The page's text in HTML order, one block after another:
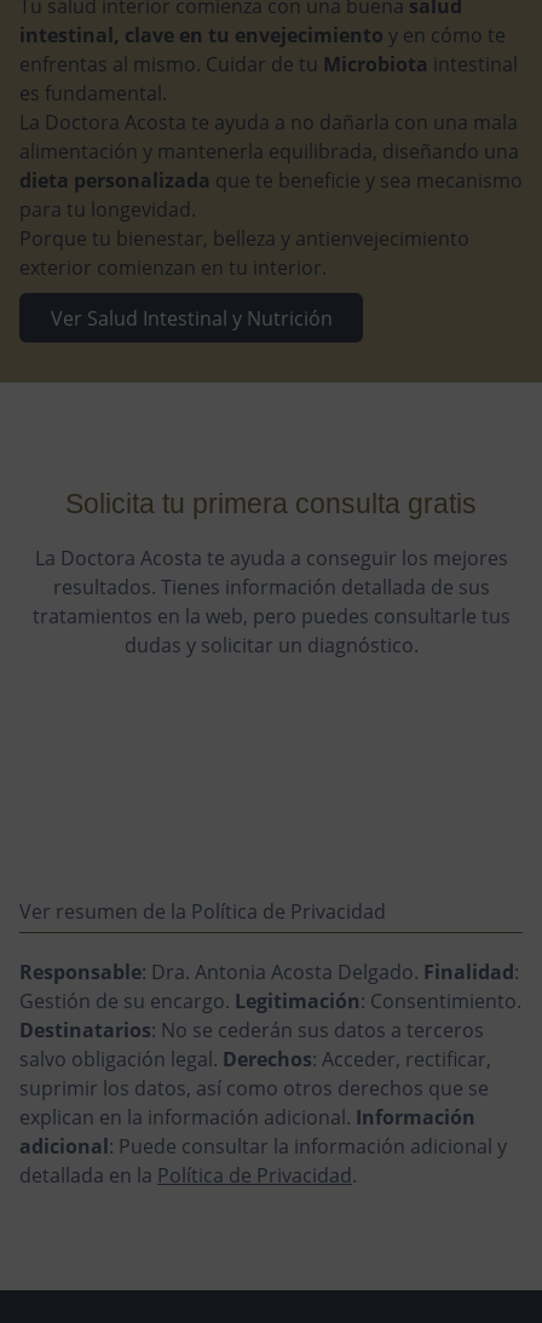
Tu salud interior comienza con una buena salud
intestinal, clave en tu envejecimiento y en cómo te
enfrentas al mismo. Cuidar de tu Microbiota intestinal
es fundamental.
La Doctora Acosta te ayuda a no dañarla con una mala
alimentación y mantenerla equilibrada, diseñando una
dieta personalizada que te beneficie y sea mecanismo
para tu longevidad.
Porque tu bienestar, belleza y antienvejecimiento
exterior comienzan en tu interior.
Ver Salud Intestinal y Nutrición
Solicita tu primera consulta gratis
La Doctora Acosta te ayuda a conseguir los mejores
resultados. Tienes información detallada de sus
tratamientos en la web, pero puedes consultarle tus
dudas y solicitar un diagnóstico.
Ver resumen de la Política de Privacidad
Responsable: Dra. Antonia Acosta Delgado. Finalidad:
Gestión de su encargo. Legitimación: Consentimiento.
Destinatarios: No se cederán sus datos a terceros
salvo obligación legal. Derechos: Acceder, rectificar,
suprimir los datos, así como otros derechos que se
explican en la información adicional. Información
adicional: Puede consultar la información adicional y
detallada en la Política de Privacidad.